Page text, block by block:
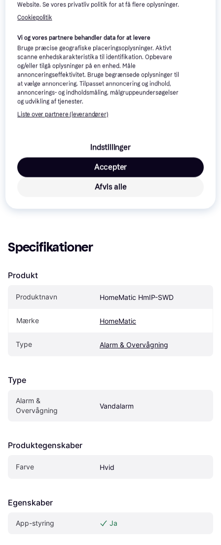
Aqara WL-S02D
115 kr.
BWT AQA Guard
Wireless Sensor
EZVIZ T10
Laveste pris for HomeMatic HmIP-SWD er 678 kr. Det
er den bedste pris lige nu blandt
Sammenlign:
HomeMatic Alarmer & Sikkerhed
Specifikationer
Produkt
Produktnavn HomeMatic HmIP-SWD
Mærke HomeMatic
Type Alarm & Overvågning
Type
Alarm &
Overvågning
Vandalarm
Produktegenskaber
Farve Hvid
Egenskaber
App-styring Ja
Website. Se vores privatliv politik for at få flere oplysninger.
Cookiepolitik
Vi og vores partnere behandler data for at levere
Bruge præcise geografiske placeringsoplysninger. Aktivt
scanne enhedskarakteristika til identifikation. Opbevare
og/eller tilgå oplysninger på en enhed. Måle
annonceringseffektivitet. Bruge begrænsede oplysninger til
at vælge annoncering. Tilpasset annoncering og indhold,
annoncerings- og indholdsmåling, målgruppeundersøgelser
og udvikling af tjenester.
Liste over partnere (leverandører)
Indstillinger
Afvis alle
Accepter